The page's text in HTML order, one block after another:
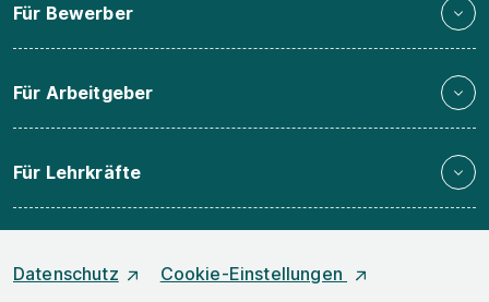
Für Bewerber
Für Arbeitgeber
Für Lehrkräfte
Datenschutz
Cookie-Einstellungen